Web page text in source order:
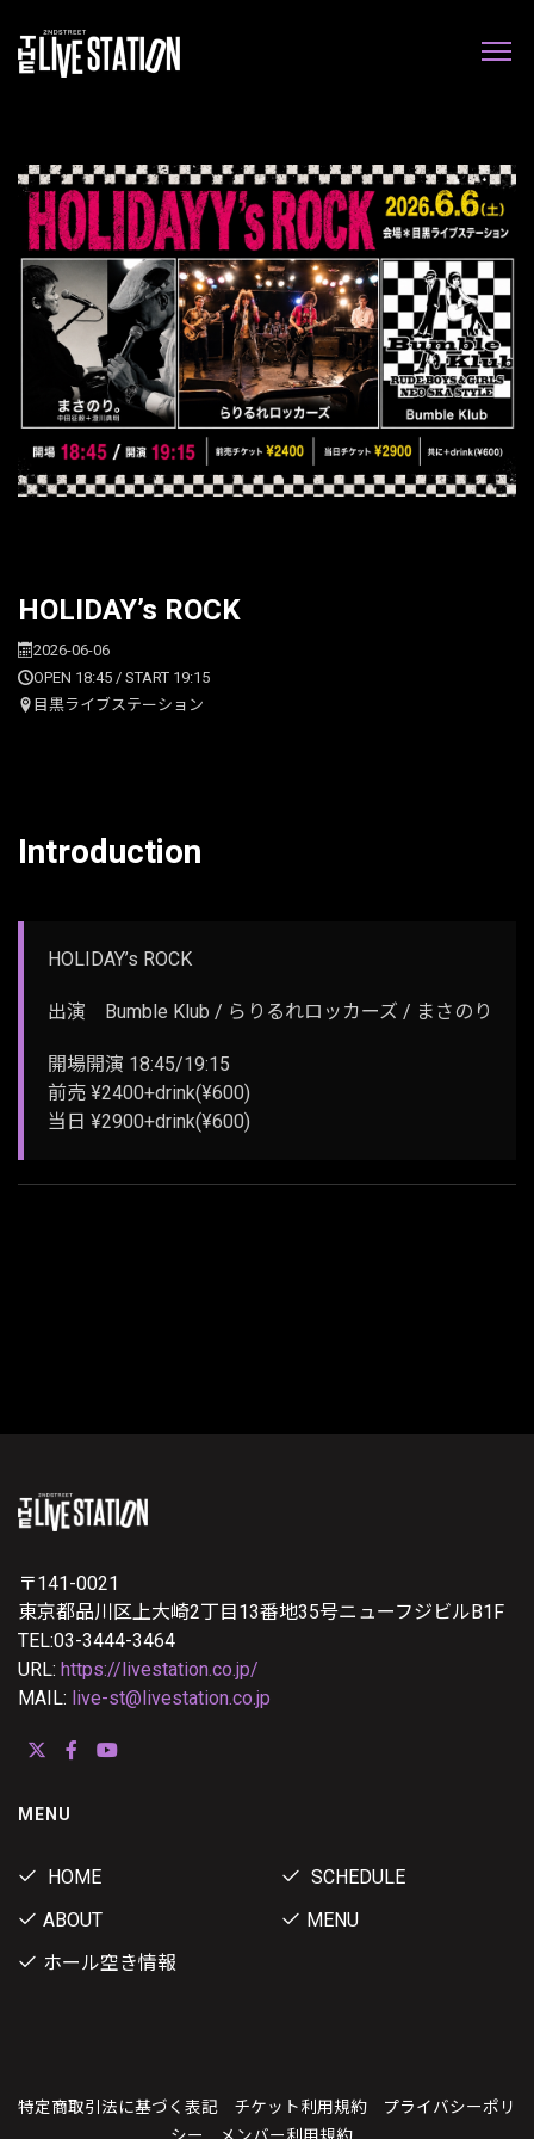
HOLIDAY’s ROCK
2026-06-06
OPEN 18:45 / START 19:15
目黒ライブステーション
Introduction
HOLIDAY’s ROCK
出演 Bumble Klub / らりるれロッカーズ / まさのり
開場開演 18:45/19:15
前売 ¥2400+drink(¥600)
当日 ¥2900+drink(¥600)
〒141-0021
東京都品川区上大崎2丁目13番地35号ニューフジビルB1F
TEL:03-3444-3464
URL: https://livestation.co.jp/
MAIL: live-st@livestation.co.jp
MENU
HOME
SCHEDULE
ABOUT
MENU
ホール空き情報
特定商取引法に基づく表記 チケット利用規約
プライバシーポリ